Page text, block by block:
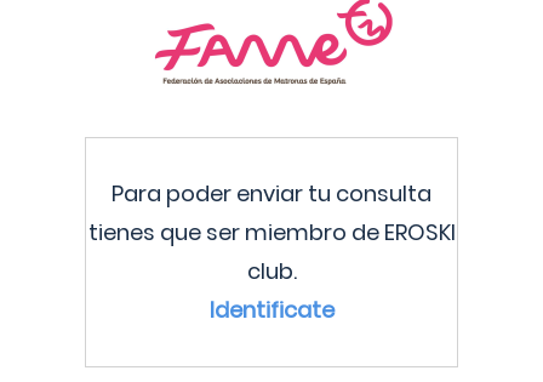
Para poder enviar tu consulta
tienes que ser miembro de EROSKI
club.
Identificate